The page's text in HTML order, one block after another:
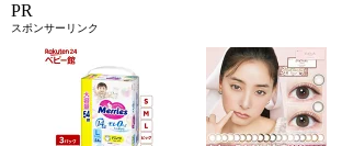
PR
スポンサーリンク